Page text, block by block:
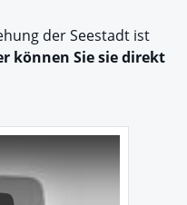
der Seestadt ist
können Sie sie direkt